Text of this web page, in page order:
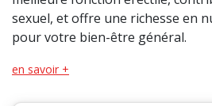
sexuel, et offre une richesse en
pour votre bien-être général.
en savoir +